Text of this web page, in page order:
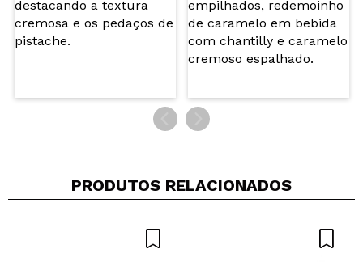
PRODUTOS RELACIONADOS